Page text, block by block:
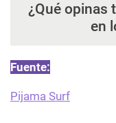
¿Qué opinas
en
Fuente:
Pijama Surf